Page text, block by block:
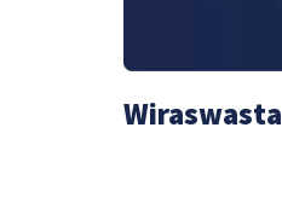
Wiraswasta